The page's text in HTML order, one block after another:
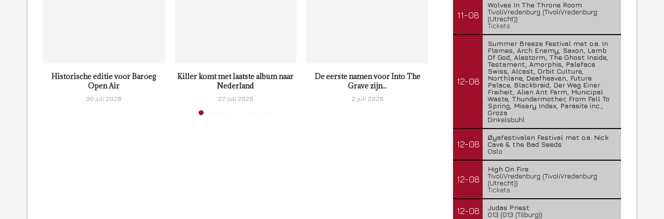
Historische editie voor Baroeg
Open Air
30 juli 2026
Killer komt met laatste album naar
Nederland
22 juli 2026
De eerste namen voor Into The
Grave zijn...
2 juli 2026
FleXanT – Bloody Photographer
19 juni 2026
11-08
Wolves In The Throne Room
TivoliVredenburg (TivoliVredenburg
(Utrecht))
Tickets
12-08
Summer Breeze Festival met o.a. In
Flames, Arch Enemy, Saxon, Lamb
Of God, Alestorm, The Ghost Inside,
Testament, Amorphis, Paleface
Swiss, Alcest, Orbit Culture,
Northlane, Deafheaven, Future
Palace, Blackbraid, Der Weg Einer
Freiheit, Alien Ant Farm, Municipal
Waste, Thundermother, From Fall To
Spring, Misery Index, Parasite inc.,
Groza
Dinkelsbühl
12-08
Øyafestivalen Festival met o.a. Nick
Cave & the Bad Seeds
Oslo
12-08
High On Fire
TivoliVredenburg (TivoliVredenburg
(Utrecht))
Tickets
12-08
Judas Priest
013 (013 (Tilburg))